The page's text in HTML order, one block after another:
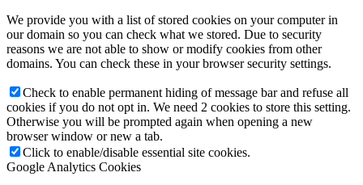
We provide you with a list of stored cookies on your computer in
our domain so you can check what we stored. Due to security
reasons we are not able to show or modify cookies from other
domains. You can check these in your browser security settings.
Check to enable permanent hiding of message bar and refuse all
cookies if you do not opt in. We need 2 cookies to store this setting.
Otherwise you will be prompted again when opening a new
browser window or new a tab.
Click to enable/disable essential site cookies.
Google Analytics Cookies